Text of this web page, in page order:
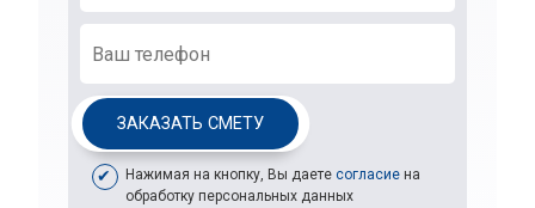
ЗАКАЗАТЬ СМЕТУ
Нажимая на кнопку, Вы даете согласие на
обработку персональных данных